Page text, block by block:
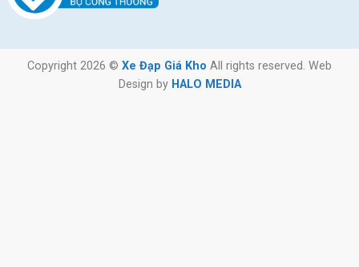
Copyright 2026 © Xe Đạp Giá Kho All rights reserved. Web
Design by HALO MEDIA